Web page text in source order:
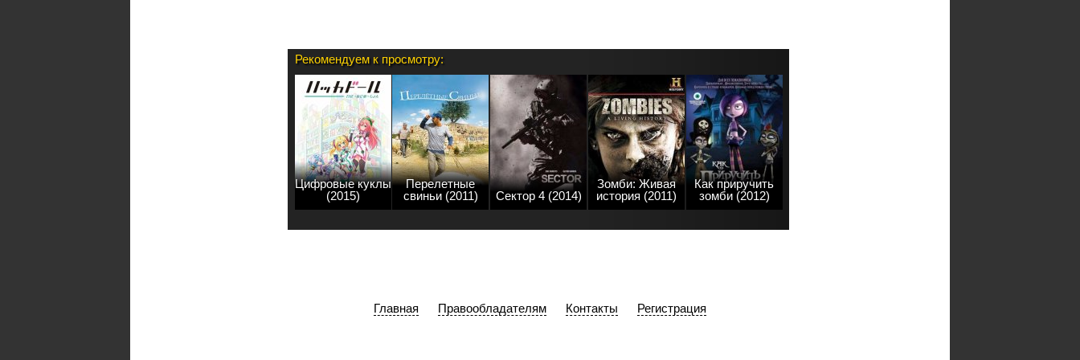
Рекомендуем к просмотру:
Цифровые куклы
(2015)
Перелетные
свиньи (2011)
Сектор 4 (2014)
Зомби: Живая
история (2011)
Как приручить
зомби (2012)
Главная Правообладателям Контакты Регистрация